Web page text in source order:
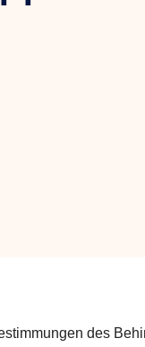
des